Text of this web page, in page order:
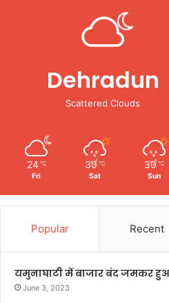
Dehradun
Scattered Clouds
24 ℃
Fri
30 ℃
Sat
30 ℃
Sun
Popular Recent
यमुनाघाटी में बाजार बंद जमकर हुआ
June 3, 2023